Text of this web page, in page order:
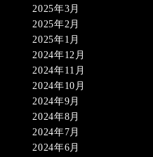
2025年3月
2025年2月
2025年1月
2024年12月
2024年11月
2024年10月
2024年9月
2024年8月
2024年7月
2024年6月